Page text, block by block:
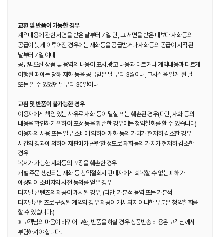
-
교환 및 반품이 가능한 경우
계약내용에 관한 서면을 받은 날부터 7일. 단, 그 서면을 받은 때보다 재화등의
공급이 늦게 이루어진 경우에는 재화등을 공급받거나 재화등의 공급이 시작된
날부터 7일 이내
공급받으신 상품 및 용역의 내용이 표시.광고 내용과 다르거나 계약내용과 다르게
이행된 때에는 당해 재화 등을 공급받은 날 부터 3월이내, 그사실을 알게 된 날
또는 알 수 있었던 날부터 30일이내
교환 및 반품이 불가능한 경우
이용자에게 책임 있는 사유로 재화 등이 멸실 또는 훼손된 경우(다만, 재화 등의
내용을 확인하기 위하여 포장 등을 훼손한 경우에는 청약철회를 할 수 있습니다)
이용자의 사용 또는 일부 소비에 의하여 재화 등의 가치가 현저히 감소한 경우
시간의 경과에 의하여 재판매가 곤란할 정도로 재화등의 가치가 현저히 감소한
경우
복제가 가능한 재화등의 포장을 훼손한 경우
개별 주문 생산되는 재화 등 청약철회시 판매자에게 회복할 수 없는 피해가
예상되어 소비자의 사전 동의를 얻은 경우
디지털 콘텐츠의 제공이 개시된 경우, (다만, 가분적 용역 또는 가분적
디지털콘텐츠로 구성된 계약의 경우 제공이 개시되지 아니한 부분은 청약철회를
할 수 있습니다.)
※ 고객님의 마음이 바뀌어 교환, 반품을 하실 경우 상품반송 비용은 고객님께서
부담하셔야 합니다.